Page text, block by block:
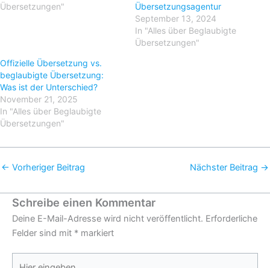
Übersetzungen"
Übersetzungsagentur
September 13, 2024
In "Alles über Beglaubigte
Übersetzungen"
Offizielle Übersetzung vs.
beglaubigte Übersetzung:
Was ist der Unterschied?
November 21, 2025
In "Alles über Beglaubigte
Übersetzungen"
← Vorheriger Beitrag Nächster Beitrag →
Schreibe einen Kommentar
Deine E-Mail-Adresse wird nicht veröffentlicht. Erforderliche
Felder sind mit * markiert